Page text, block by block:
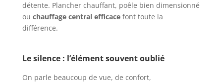
détente. Plancher chauffant, poêle bien dimensionné
ou chauffage central efficacefont toute la
différence.
Le silence : l’élément souvent oublié
On parle beaucoup de vue, de confort,